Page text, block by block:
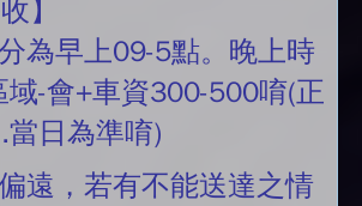
】
為早上09-5點。晚上時
-會+車資300-500唷(正
日為準唷)
遠，若有不能送達之情